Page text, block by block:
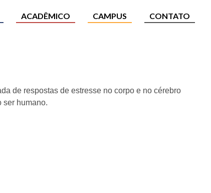
ACADÊMICO CAMPUS CONTATO
de respostas de estresse no corpo e no cérebro
ser humano.